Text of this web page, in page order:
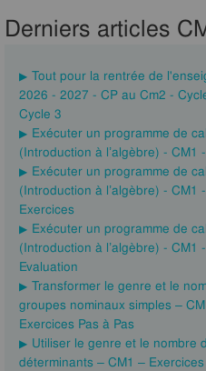
Derniers articles
Tout pour la rentrée de
2026 - 2027 - CP au Cm2 -
Cycle 3
Exécuter un programme de
(Introduction à l’algèbre) - CM1
Exécuter un programme de
(Introduction à l’algèbre) - CM1 -
Exercices
Exécuter un programme de
(Introduction à l’algèbre) - CM1 -
Evaluation
Transformer le genre et le
groupes nominaux simples –
Exercices Pas à Pas
Utiliser le genre et le nombre
déterminants – CM1 – Exercices